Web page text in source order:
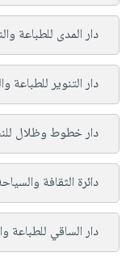
دار المدى للطباعة
دار التنوير للطباعة
دار خطوط وظلال
دائرة الثقافة
دار الساقي للطباعة